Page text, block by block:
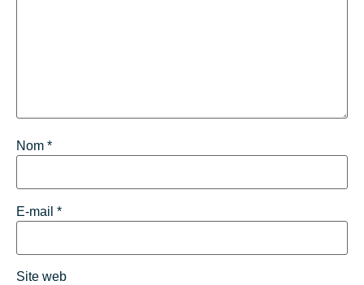
Nom *
E-mail *
Site web